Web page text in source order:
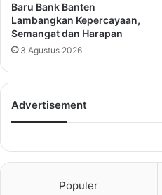
Baru Bank Banten
Lambangkan Kepercayaan,
Semangat dan Harapan
3 Agustus 2026
Advertisement
Populer